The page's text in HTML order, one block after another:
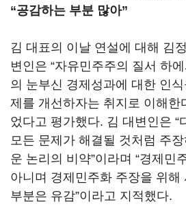
“공감하는 부분 많아”
김 대표의 이날 연설에 대해 김
변인은 “자유민주주의 질서 하
의 눈부신 경제성과에 대한 인
제를 개선하자는 취지로 이해한
었다고 평가했다. 김 대변인은 “
모든 문제가 해결될 것처럼 주
운 논리의 비약”이라며 “경제민
아니며 경제민주화 주장을 위해
부분은 유감”이라고 지적했다.